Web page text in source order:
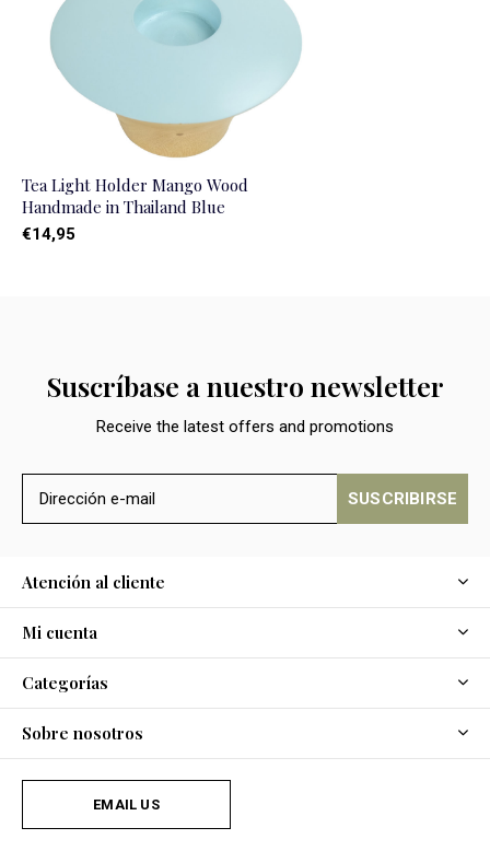
Tea Light Holder Mango Wood
Handmade in Thailand Blue
€14,95
Suscríbase a nuestro newsletter
Receive the latest offers and promotions
SUSCRIBIRSE
Atención al cliente
Mi cuenta
Categorías
Sobre nosotros
EMAIL US